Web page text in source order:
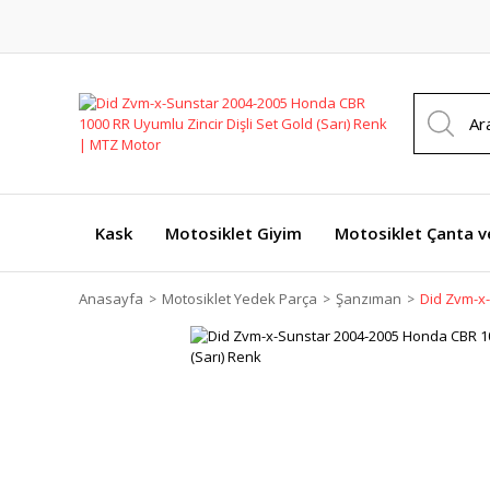
Kask Motosiklet Giyim Motosiklet Çanta
Anasayfa Motosiklet Yedek Parça Şanzıman Did Zvm-